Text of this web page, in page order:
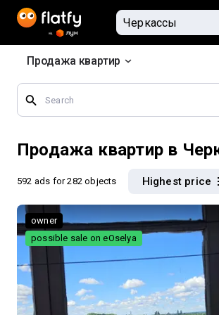
Продажа квартир
Search
by
geographical
Продажа квартир в
592 ads for 282 objects Highest price
owner
possible sale on eOselya